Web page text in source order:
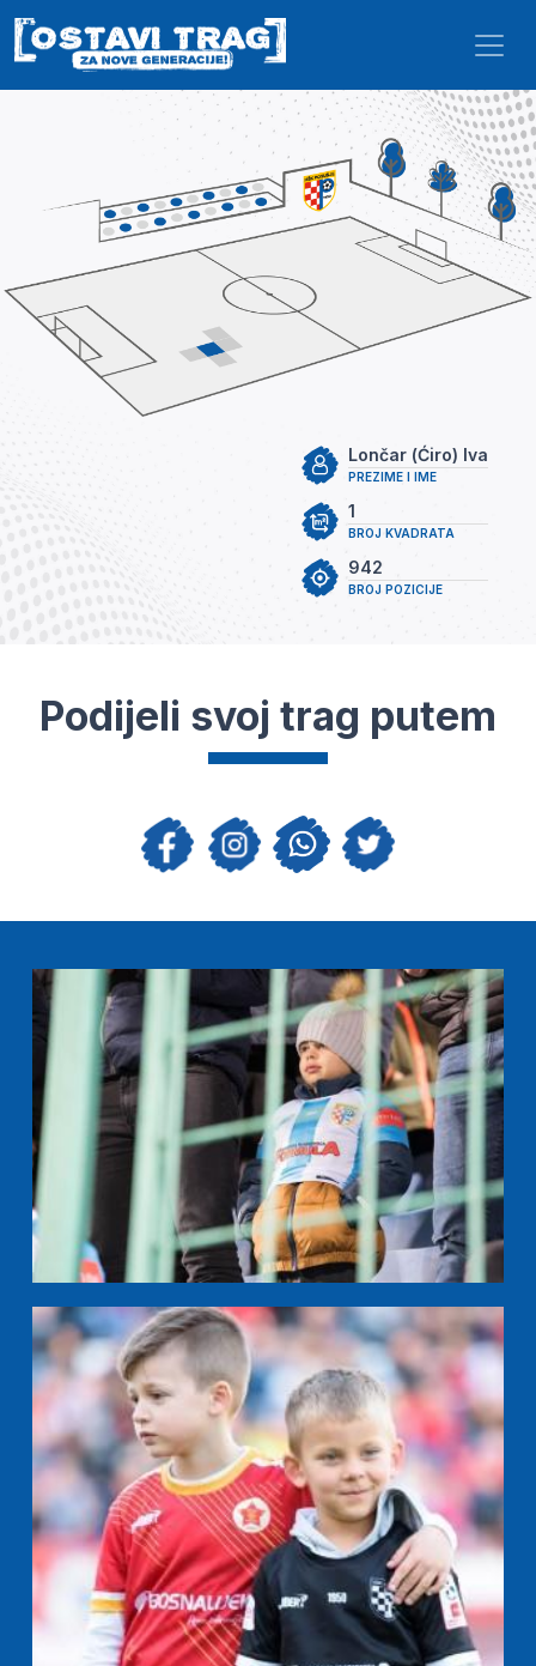
Skip to main content
PREZIME I IME
Lončar (Ćiro) Iva
BROJ KVADRATA
1
BROJ POZICIJE
942
Podijeli svoj trag putem